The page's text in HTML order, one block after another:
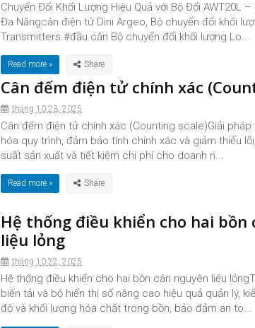
Chuyển Đổi Khối Lượng Hiệu Quả với Bộ Đổi AWT20L
Đa Năngcân điện tử Dini Argeo, Bộ chuyển đổi khối
Transmitters.#đầu cân Bộ chuyển đổi khối lượng Lo...
Read more »
Cân đếm điện tử chính xác
tháng 10 23, 2025
Cân đếm điện tử chính xác (Counting scale)Giải
hóa quy trình, đảm bảo tính chính xác và giảm thiểu
suất sản xuất và tiết kiệm chi phí cho doanh n...
Read more »
Hệ thống điều khiển cho hai bồn
liệu lỏng
tháng 10 22, 2025
Hệ thống điều khiển cho hai bồn cân nguyên liệu
biến tải và bộ hiển thị số nâng cao hiệu quả quản lý,
độ và khối lượng hóa chất trong bồn, bảo đảm an to...